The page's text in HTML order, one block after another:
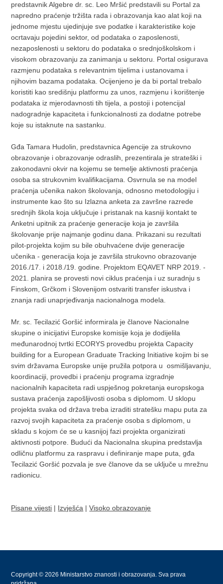
predstavnik Algebre dr. sc. Leo Mršić predstavili su Portal za
napredno praćenje tržišta rada i obrazovanja kao alat koji na
jednome mjestu ujedinjuje sve podatke i karakteristike koje
ocrtavaju pojedini sektor, od podataka o zaposlenosti,
nezaposlenosti u sektoru do podataka o srednjoškolskom i
visokom obrazovanju za zanimanja u sektoru. Portal osigurava
razmjenu podataka s relevantnim tijelima i ustanovama i
njihovim bazama podataka. Ocijenjeno je da bi portal trebalo
koristiti kao središnju platformu za unos, razmjenu i korištenje
podataka iz mjerodavnosti tih tijela, a postoji i potencijal
nadogradnje kapaciteta i funkcionalnosti za dodatne potrebe
koje su istaknute na sastanku.
Gđa Tamara Hudolin, predstavnica Agencije za strukovno
obrazovanje i obrazovanje odraslih, prezentirala je strateški i
zakonodavni okvir na kojemu se temelje aktivnosti praćenja
osoba sa strukovnim kvalifikacijama. Osvrnula se na model
praćenja učenika nakon školovanja, odnosno metodologiju i
instrumente kao što su Izlazna anketa za završne razrede
srednjih škola koja uključuje i pristanak na kasniji kontakt te
Anketni upitnik za praćenje generacije koja je završila
školovanje prije najmanje godinu dana. Prikazani su rezultati
pilot-projekta kojim su bile obuhvaćene dvije generacije
učenika - generacija koja je završila strukovno obrazovanje
2016./17. i 2018./19. godine. Projektom EQAVET NRP 2019. -
2021. planira se provesti novi ciklus praćenja i uz suradnju s
Finskom, Grčkom i Slovenijom ostvariti transfer iskustva i
znanja radi unaprjeđivanja nacionalnoga modela.
Mr. sc. Tecilazić Goršić informirala je članove Nacionalne
skupine o inicijativi Europske komisije koja je dodijelila
međunarodnoj tvrtki ECORYS provedbu projekta Capacity
building for a European Graduate Tracking Initiative kojim bi se
svim državama Europske unije pružila potpora u osmišljavanju,
koordinaciji, provedbi i praćenju programa izgradnje
nacionalnih kapaciteta radi uspješnog pokretanja europskoga
sustava praćenja zapošljivosti osoba s diplomom. U sklopu
projekta svaka od država treba izraditi stratešku mapu puta za
razvoj svojih kapaciteta za praćenje osoba s diplomom, u
skladu s kojom će se u kasnijoj fazi projekta organizirati
aktivnosti potpore. Budući da Nacionalna skupina predstavlja
odličnu platformu za raspravu i definiranje mape puta, gđa
Tecilazić Goršić pozvala je sve članove da se uključe u mrežnu
radionicu.
Pisane vijesti | Izvješća |Visoko obrazovanje
Copyright © 2026 Ministarstvo znanosti i obrazovanja. Sva prava